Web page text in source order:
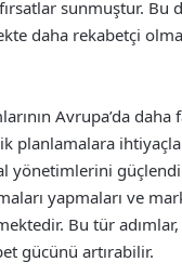
sunmuştur. Bu
daha rekabetçi
Avrupa’da daha
planlamalara
yönetimlerini
yapmaları ve
Bu tür adımlar,
gücünü artırabilir.